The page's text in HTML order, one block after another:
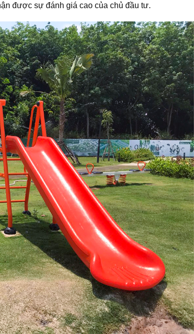
được sự đánh giá cao của chủ đầu tư.